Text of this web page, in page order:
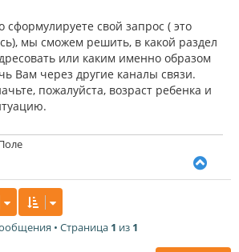
ч
у
сформулируете свой запрос ( это
мы сможем решить, в какой раздел
или каким именно образом
Вам через другие каналы связи.
пожалуйста, возраст ребенка и
• Страница 1 из 1